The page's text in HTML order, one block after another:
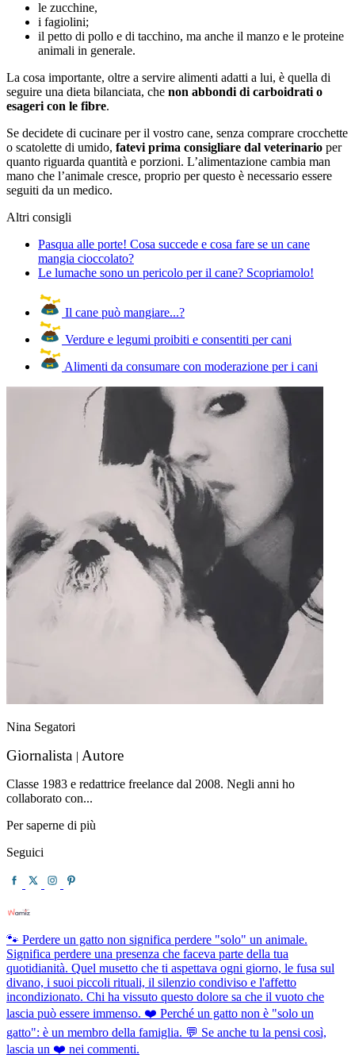
le zucchine,
i fagiolini;
il petto di pollo e di tacchino, ma anche il manzo e le proteine
animali in generale.
La cosa importante, oltre a servire alimenti adatti a lui, è quella di
seguire una dieta bilanciata, che non abbondi di carboidrati o
esageri con le fibre.
Se decidete di cucinare per il vostro cane, senza comprare crocchette
o scatolette di umido, fatevi prima consigliare dal veterinario per
quanto riguarda quantità e porzioni. L’alimentazione cambia man
mano che l’animale cresce, proprio per questo è necessario essere
seguiti da un medico.
Altri consigli
Pasqua alle porte! Cosa succede e cosa fare se un cane
mangia cioccolato?
Le lumache sono un pericolo per il cane? Scopriamolo!
Il cane può mangiare...?
Verdure e legumi proibiti e consentiti per cani
Alimenti da consumare con moderazione per i cani
Nina Segatori
Giornalista Autore
Classe 1983 e redattrice freelance dal 2008. Negli anni ho
collaborato con...
Per saperne di più
Seguici
🐾 Perdere un gatto non significa perdere "solo" un animale.
Significa perdere una presenza che faceva parte della tua
quotidianità. Quel musetto che ti aspettava ogni giorno, le fusa sul
divano, i suoi piccoli rituali, il silenzio condiviso e l'affetto
incondizionato. Chi ha vissuto questo dolore sa che il vuoto che
lascia può essere immenso. ❤️ Perché un gatto non è "solo un
gatto": è un membro della famiglia. 💬 Se anche tu la pensi così,
lascia un ❤️ nei commenti.